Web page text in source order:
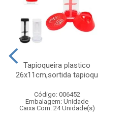
Tapioqueira plastico
26x11cm,sortida tapioqu
Código: 006452
Embalagem: Unidade
Caixa Com: 24 Unidade(s)